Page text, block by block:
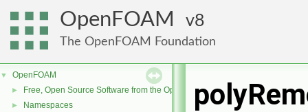
OpenFOAM 8
The OpenFOAM Foundation
▼ OpenFOAM
► Free, Open Source Software from the OpenFOAM Foundation
► Namespaces